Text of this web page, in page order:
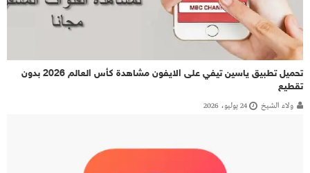
تحميل تطبيق ياسين تيفي على الايفون مشاهدة كأس العالم 2026 بدون
تقطيع
ولاء الشيخ 24 يوليو، 2026